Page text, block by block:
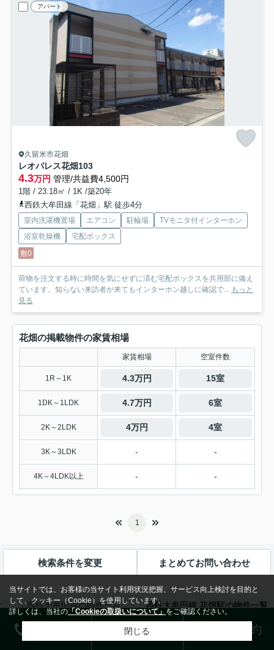
アパート
久留米市花畑
レオパレス花畑103
4.3万円 管理/共益費4,500円
1階 / 23.18㎡ / 1K /築20年
西鉄大牟田線「花畑」駅 徒歩4分
室内洗濯機置場 エアコン 駐輪場
TVモニタ付インターホン
浴室乾燥機
宅配ボックス
敷0
荷物を注文する時に時間を気にせずに済む宅配ボックスを共用部に備え
ています。知らない来訪者が来てもインターホン越しに確認で... もっと
見る
花畑の掲載物件の家賃相場
家賃相場 空室件数
1R～1K 4.3万円 15室
1DK～1LDK 4.7万円 6室
2K～2LDK 4万円 4室
3K～3LDK - -
4K～4LDK以上 - -
1
検索条件を変更 まとめてお問い合わせ
西鉄大牟田線の物件一覧 西鉄大牟田線 花畑駅の物件一覧
お問合せ 来店予約
当サイトでは、お客様の当サイト利用状況把握、サービス向上検討を目的と
して、クッキー（Cookie）を使用しています。
詳しくは、当社の 「Cookieの取扱いについて」 をご確認ください。
閉じる